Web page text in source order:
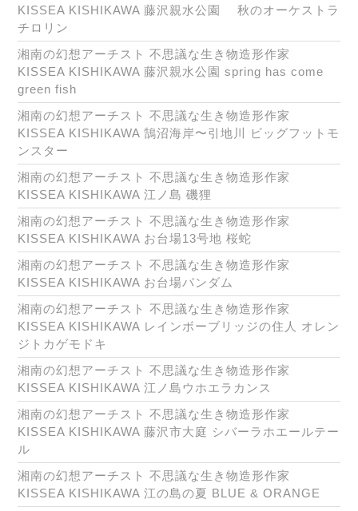
KISSEA KISHIKAWA 藤沢親水公園 秋のオーケストラ
チロリン
湘南の幻想アーチスト 不思議な生き物造形作家
KISSEA KISHIKAWA 藤沢親水公園 spring has come
green fish
湘南の幻想アーチスト 不思議な生き物造形作家
KISSEA KISHIKAWA 鵠沼海岸〜引地川 ビッグフットモ
ンスター
湘南の幻想アーチスト 不思議な生き物造形作家
KISSEA KISHIKAWA 江ノ島 磯狸
湘南の幻想アーチスト 不思議な生き物造形作家
KISSEA KISHIKAWA お台場13号地 桜蛇
湘南の幻想アーチスト 不思議な生き物造形作家
KISSEA KISHIKAWA お台場パンダム
湘南の幻想アーチスト 不思議な生き物造形作家
KISSEA KISHIKAWA レインボーブリッジの住人 オレン
ジトカゲモドキ
湘南の幻想アーチスト 不思議な生き物造形作家
KISSEA KISHIKAWA 江ノ島ウホエラカンス
湘南の幻想アーチスト 不思議な生き物造形作家
KISSEA KISHIKAWA 藤沢市大庭 シバーラホエールテー
ル
湘南の幻想アーチスト 不思議な生き物造形作家
KISSEA KISHIKAWA 江の島の夏 BLUE & ORANGE